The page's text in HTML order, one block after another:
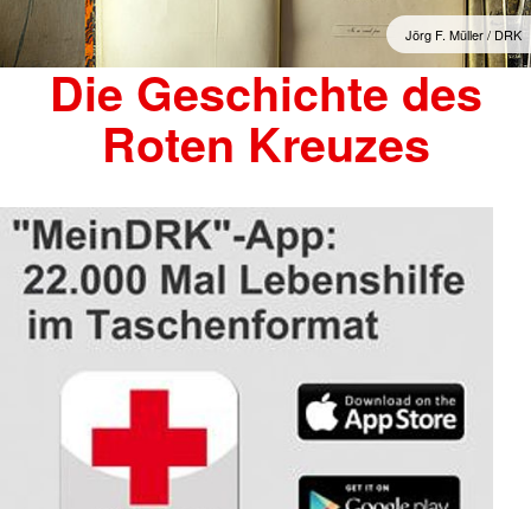
Jörg F. Müller / DRK
Die Geschichte des
Roten Kreuzes